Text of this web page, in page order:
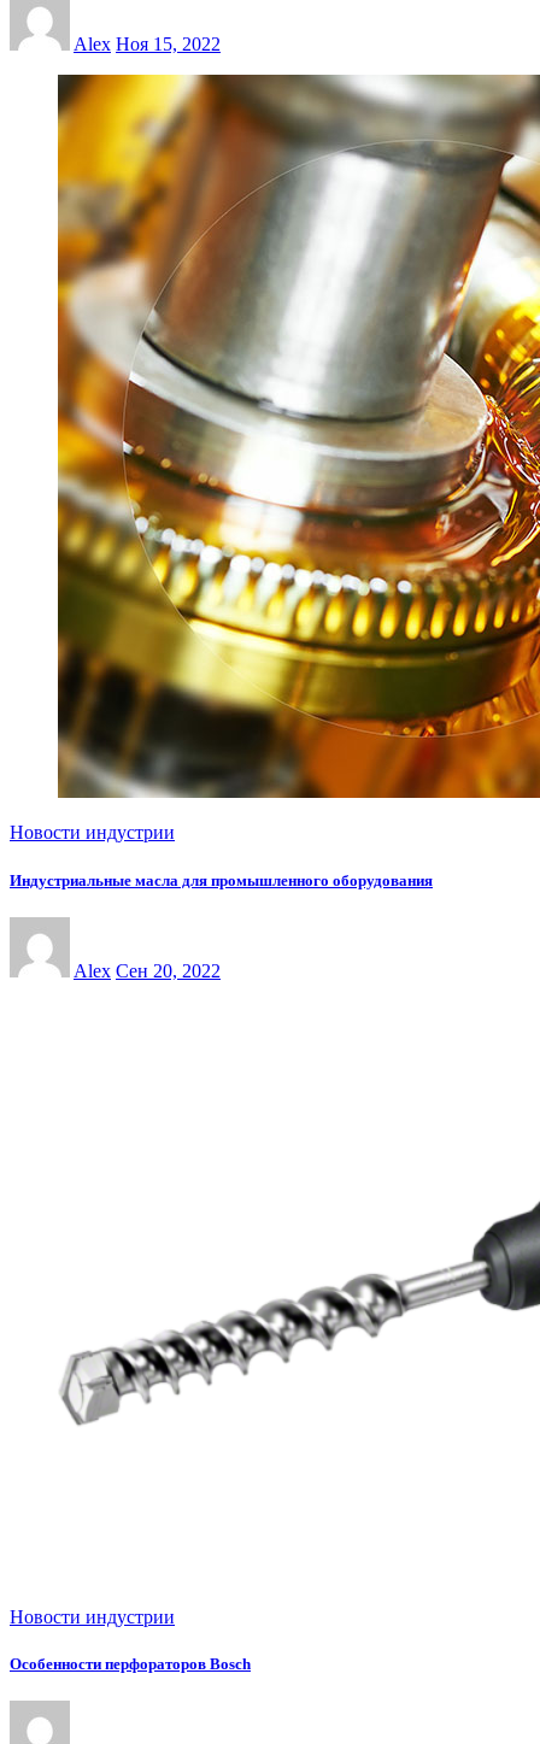
Alex Ноя 15, 2022
Новости индустрии
Индустриальные масла для промышленного оборудования
Alex Сен 20, 2022
Новости индустрии
Особенности перфораторов Bosch